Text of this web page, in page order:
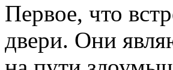
Первое, что
двери. Они